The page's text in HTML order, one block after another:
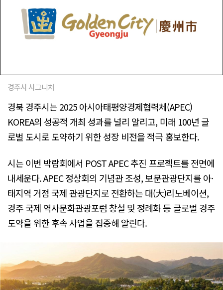
경주시 시그니처
경북 경주시는 2025 아시아태평양경제협력체(APEC)
KOREA의 성공적 개최 성과를 널리 알리고, 미래 100년 글
로벌 도시로 도약하기 위한 성장 비전을 적극 홍보한다.
시는 이번 박람회에서 POST APEC 추진 프로젝트를 전면에
내세운다. APEC 정상회의 기념관 조성, 보문관광단지를 아·
태지역 거점 국제 관광단지로 전환하는 대(大)리노베이션,
경주 국제 역사문화관광포럼 창설 및 정례화 등 글로벌 경주
도약을 위한 후속 사업을 집중해 알린다.